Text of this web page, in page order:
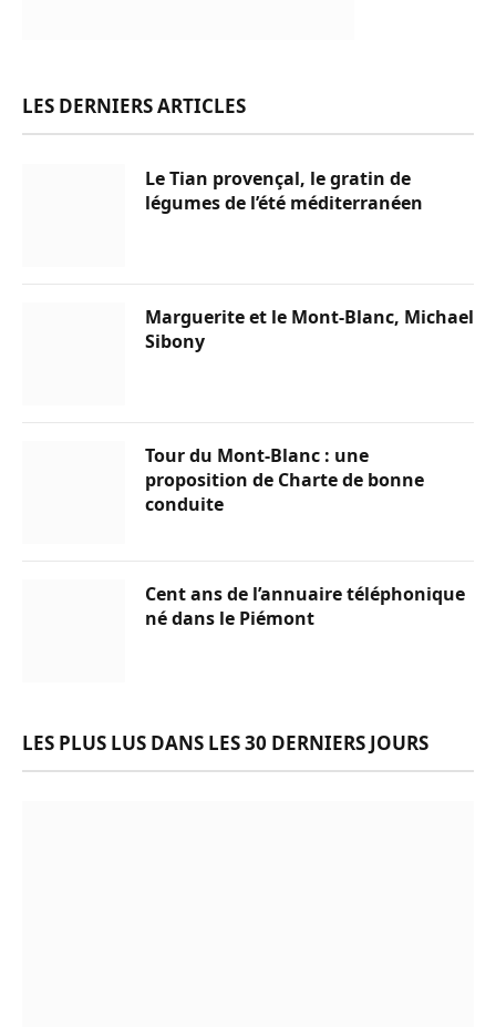
LES DERNIERS ARTICLES
Le Tian provençal, le gratin de
légumes de l’été méditerranéen
Marguerite et le Mont-Blanc, Michael
Sibony
Tour du Mont-Blanc : une
proposition de Charte de bonne
conduite
Cent ans de l’annuaire téléphonique
né dans le Piémont
LES PLUS LUS DANS LES 30 DERNIERS JOURS